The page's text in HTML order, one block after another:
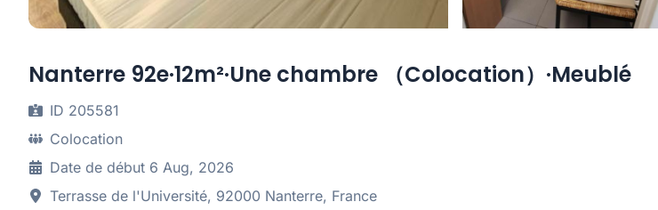
Nanterre 92e·12m²·Une chambre （Colocation）·Meublé
ID 205581
Colocation
Date de début 6 Aug, 2026
Terrasse de l'Université, 92000 Nanterre, France